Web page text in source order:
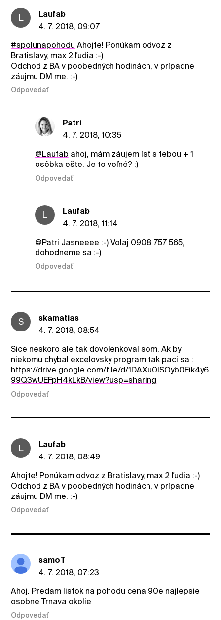
L
Laufab
4. 7. 2018, 09:07
#spolunapohodu Ahojte! Ponúkam odvoz z
Bratislavy, max 2 ľudia :-)
Odchod z BA v poobedných hodinách, v prípadne
záujmu DM me. :-)
Odpovedať
Patri
4. 7. 2018, 10:35
@Laufab ahoj, mám záujem ísť s tebou + 1
osôbka ešte. Je to voľné? :)
Odpovedať
L
Laufab
4. 7. 2018, 11:14
@Patri Jasneeee :-) Volaj 0908 757 565,
dohodneme sa :-)
Odpovedať
S
skamatias
4. 7. 2018, 08:54
Sice neskoro ale tak dovolenkoval som. Ak by
niekomu chybal excelovsky program tak paci sa :
https://drive.google.com/file/d/1DAXu0ISOyb0Eik4y6
99Q3wUEFpH4kLkB/view?usp=sharing
Odpovedať
L
Laufab
4. 7. 2018, 08:49
Ahojte! Ponúkam odvoz z Bratislavy, max 2 ľudia :-)
Odchod z BA v poobedných hodinách, v prípadne
záujmu DM me. :-)
Odpovedať
samoT
4. 7. 2018, 07:23
Ahoj. Predam listok na pohodu cena 90e najlepsie
osobne Trnava okolie
Odpovedať